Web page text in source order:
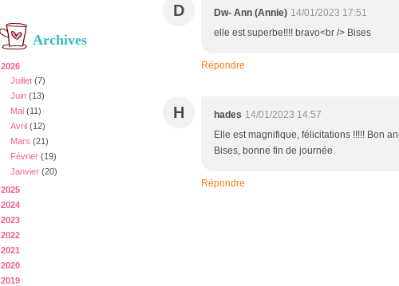
Archives
2026
Juillet (7)
Juin (13)
Mai (11)
Avril (12)
Mars (21)
Février (19)
Janvier (20)
2025
2024
2023
2022
2021
2020
2019
D Dw- Ann (Annie) 14/01/2023 17:51
elle est superbe!!!! bravo<br /> Bises
Répondre
H hades 14/01/2023 14:57
Elle est magnifique, félicitations !!!!! Bon
Bises, bonne fin de journée
Répondre